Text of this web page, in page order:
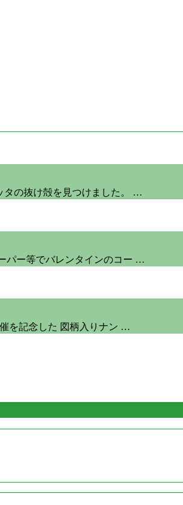
タの抜け殻を見つけました。 …
パー等でバレンタインのコー …
を記念した 図柄入りナン …